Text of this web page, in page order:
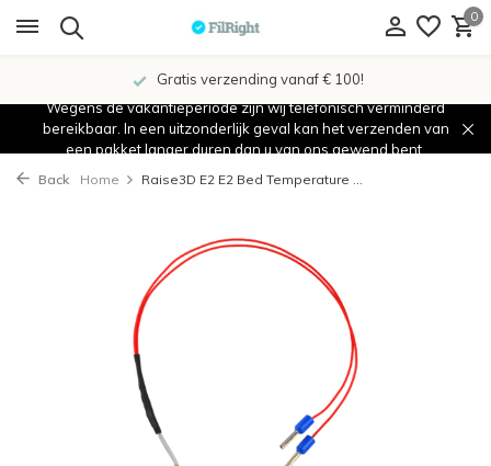
0
Gratis verzending vanaf € 100!
Wegens de vakantieperiode zijn wij telefonisch verminderd
bereikbaar. In een uitzonderlijk geval kan het verzenden van
een pakket langer duren dan u van ons gewend bent.
Back Home Raise3D E2 E2 Bed Temperature ...